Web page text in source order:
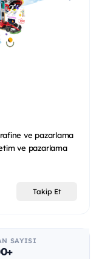
ve pazarlama
ve pazarlama
Takip Et
SAYISI